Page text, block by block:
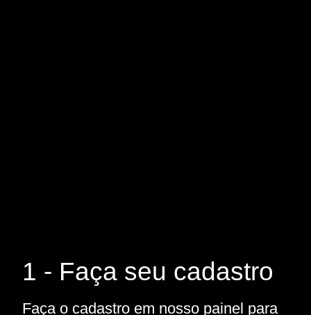
1 - Faça seu cadastro
Faça o cadastro em nosso painel para